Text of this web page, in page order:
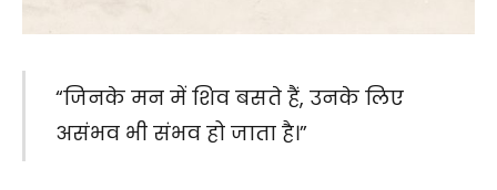
“जिनके मन में शिव बसते हैं, उनके लिए
असंभव भी संभव हो जाता है।”